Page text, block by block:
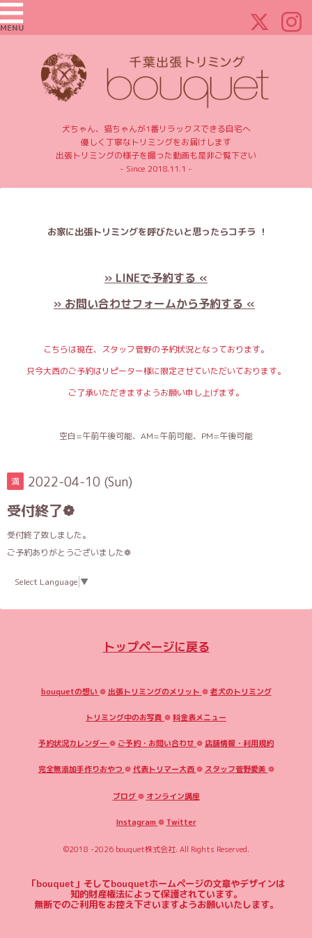
MENU
犬ちゃん、猫ちゃんが1番リラックスできる自宅へ
優しく丁寧なトリミングをお届けします
出張トリミングの様子を撮った動画も是非ご覧下さい
- Since 2018.11.1 -
お家に出張トリミングを呼びたいと思ったらコチラ ！
» LINEで予約する «
» お問い合わせフォームから予約する «
こちらは現在、スタッフ菅野の予約状況となっております。
只今大西のご予約はリピーター様に限定させていただいております。
ご了承いただきますようお願い申し上げます。
空白=午前午後可能、AM=午前可能、PM=午後可能
満 2022-04-10 (Sun)
受付終了❁
受付終了致しました。
ご予約ありがとうございました❁︎
Select Language ▼
トップページに戻る
bouquetの想い ❁ 出張トリミングのメリット ❁老犬のトリミング
トリミング中のお写真 ❁料金表メニュー
予約状況カレンダー ❁ ご予約・お問い合わせ ❁ 店舗情報・利用規約
完全無添加手作りおやつ ❁代表トリマー大西❁ スタッフ菅野愛美 ❁
ブログ❁ オンライン講座
Instagram ❁Twitter
©2018 -2026 bouquet株式会社. All Rights Reserved.
「bouquet」そしてbouquetホームページの文章やデザインは
知的財産権法によって保護されています。
無断でのご利用をお控え下さいますようお願いいたします。